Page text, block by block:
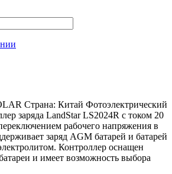
Страна: Китай Фотоэлектрический
заряда LandStar LS2024R с током 20
рабочего напряжения в
заряд AGM батарей и батарей
Контроллер оснащен
и имеет возможность выбора